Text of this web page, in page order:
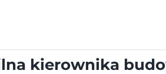
kierownika